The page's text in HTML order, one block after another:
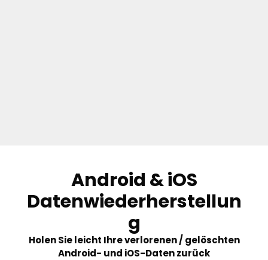
content
Android & iOS
Datenwiederherstellun
g
Holen Sie leicht Ihre verlorenen / gelöschten
Android- und iOS-Daten zurück